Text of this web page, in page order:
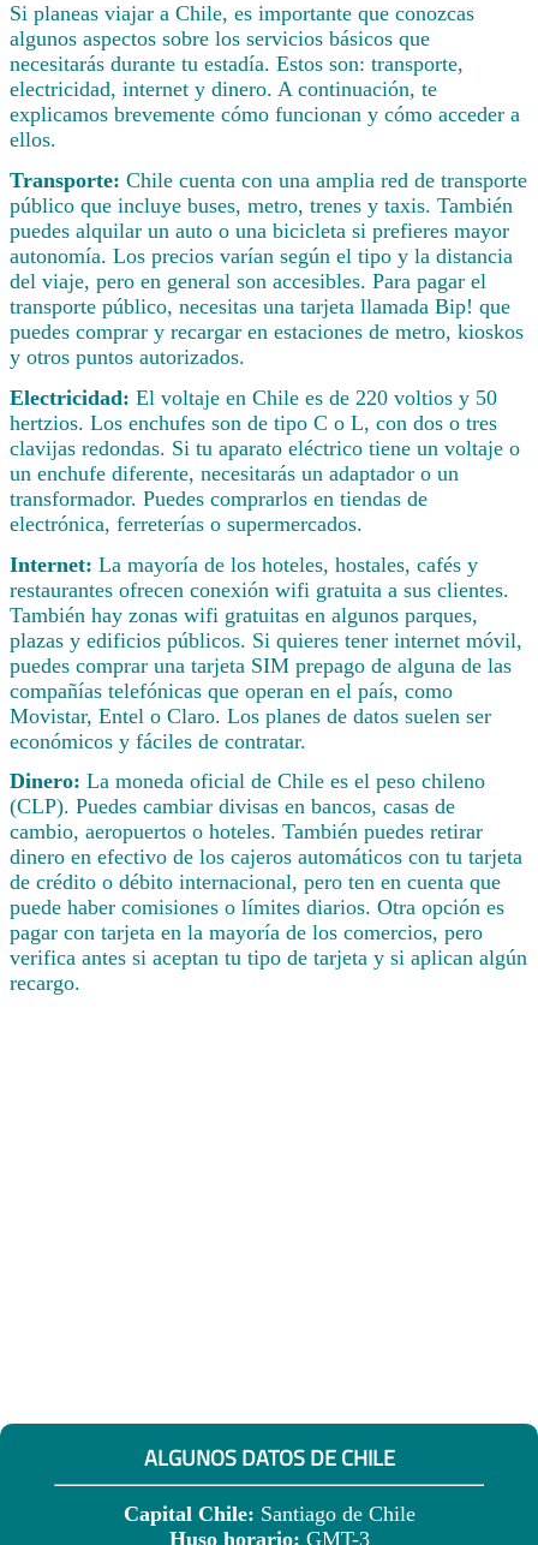
Si planeas viajar a Chile, es importante que conozcas
algunos aspectos sobre los servicios básicos que
necesitarás durante tu estadía. Estos son: transporte,
electricidad, internet y dinero. A continuación, te
explicamos brevemente cómo funcionan y cómo acceder a
ellos.
Transporte: Chile cuenta con una amplia red de transporte
público que incluye buses, metro, trenes y taxis. También
puedes alquilar un auto o una bicicleta si prefieres mayor
autonomía. Los precios varían según el tipo y la distancia
del viaje, pero en general son accesibles. Para pagar el
transporte público, necesitas una tarjeta llamada Bip! que
puedes comprar y recargar en estaciones de metro, kioskos
y otros puntos autorizados.
Electricidad: El voltaje en Chile es de 220 voltios y 50
hertzios. Los enchufes son de tipo C o L, con dos o tres
clavijas redondas. Si tu aparato eléctrico tiene un voltaje o
un enchufe diferente, necesitarás un adaptador o un
transformador. Puedes comprarlos en tiendas de
electrónica, ferreterías o supermercados.
Internet: La mayoría de los hoteles, hostales, cafés y
restaurantes ofrecen conexión wifi gratuita a sus clientes.
También hay zonas wifi gratuitas en algunos parques,
plazas y edificios públicos. Si quieres tener internet móvil,
puedes comprar una tarjeta SIM prepago de alguna de las
compañías telefónicas que operan en el país, como
Movistar, Entel o Claro. Los planes de datos suelen ser
económicos y fáciles de contratar.
Dinero: La moneda oficial de Chile es el peso chileno
(CLP). Puedes cambiar divisas en bancos, casas de
cambio, aeropuertos o hoteles. También puedes retirar
dinero en efectivo de los cajeros automáticos con tu tarjeta
de crédito o débito internacional, pero ten en cuenta que
puede haber comisiones o límites diarios. Otra opción es
pagar con tarjeta en la mayoría de los comercios, pero
verifica antes si aceptan tu tipo de tarjeta y si aplican algún
recargo.
ALGUNOS DATOS DE CHILE
Capital Chile: Santiago de Chile
Huso horario: GMT-3